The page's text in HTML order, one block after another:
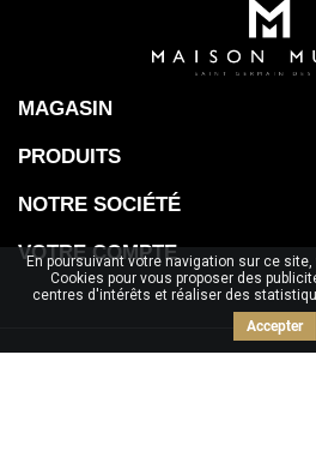
MAGASIN
PRODUITS
NOTRE SOCIÉTÉ
VOTRE COMPTE
En poursuivant votre navigation sur ce
Cookies pour vous proposer des
centres d'intérêts et réaliser des
Accepter